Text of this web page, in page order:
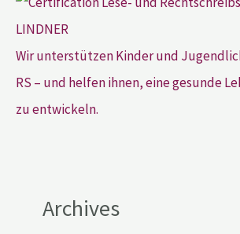
Wir unterstützen Kinder und
RS – und helfen ihnen, eine gesunde
zu entwickeln.
Archives